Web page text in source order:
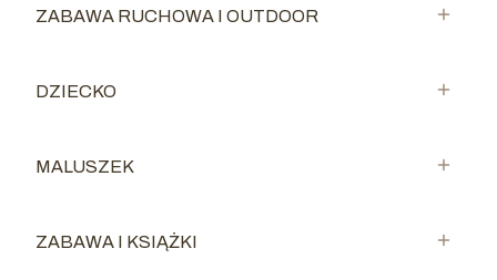
Kategoria - ZABAWA RUCHOWA I OUTDOOR
ZABAWA RUCHOWA I OUTDOOR
Kategoria - DZIECKO
DZIECKO
Kategoria - MALUSZEK
MALUSZEK
Kategoria - ZABAWA I KSIĄŻKI
ZABAWA I KSIĄŻKI